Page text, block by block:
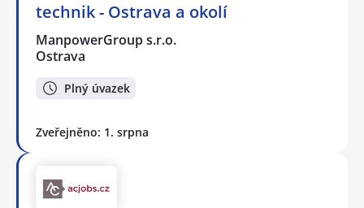
technik - Ostrava a okolí
ManpowerGroup s.r.o.
Ostrava
Plný úvazek
Zveřejněno: 1. srpna